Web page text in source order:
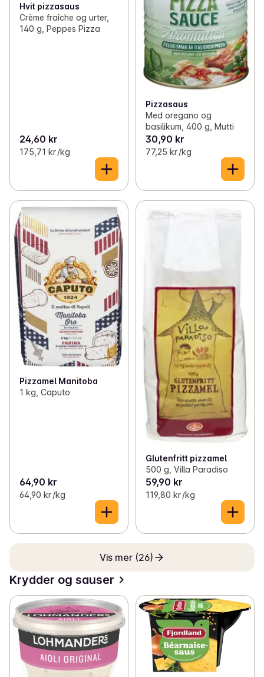
Hvit pizzasaus
Crème fraîche og urter,
140 g, Peppes Pizza
24,60 kr
175,71 kr /kg
Pizzasaus
Med oregano og
basilikum, 400 g, Mutti
30,90 kr
77,25 kr /kg
Pizzamel Manitoba
1 kg, Caputo
64,90 kr
64,90 kr /kg
Glutenfritt pizzamel
500 g, Villa Paradiso
59,90 kr
119,80 kr /kg
Vis mer (26)
Krydder og sauser